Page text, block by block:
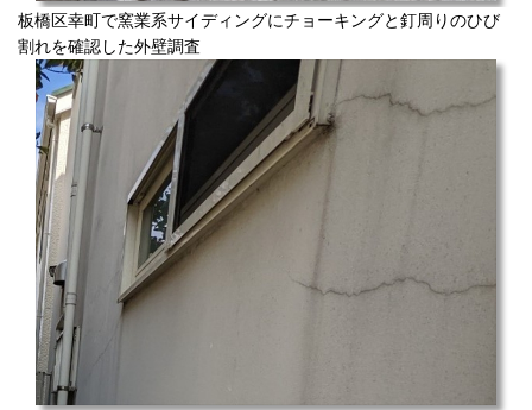
板橋区幸町で窯業系サイディングにチョーキングと釘周りのひび
割れを確認した外壁調査